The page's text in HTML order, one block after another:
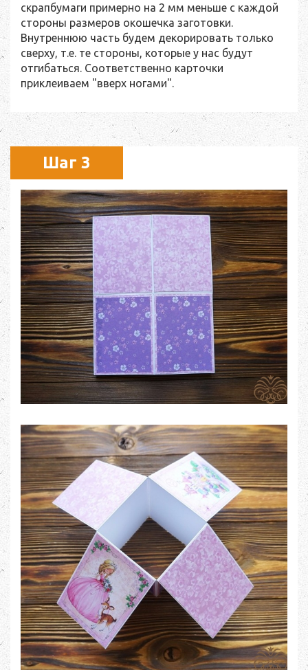
скрапбумаги примерно на 2 мм меньше с каждой
стороны размеров окошечка заготовки.
Внутреннюю часть будем декорировать только
сверху, т.е. те стороны, которые у нас будут
отгибаться. Соответственно карточки
приклеиваем "вверх ногами".
Шаг 3